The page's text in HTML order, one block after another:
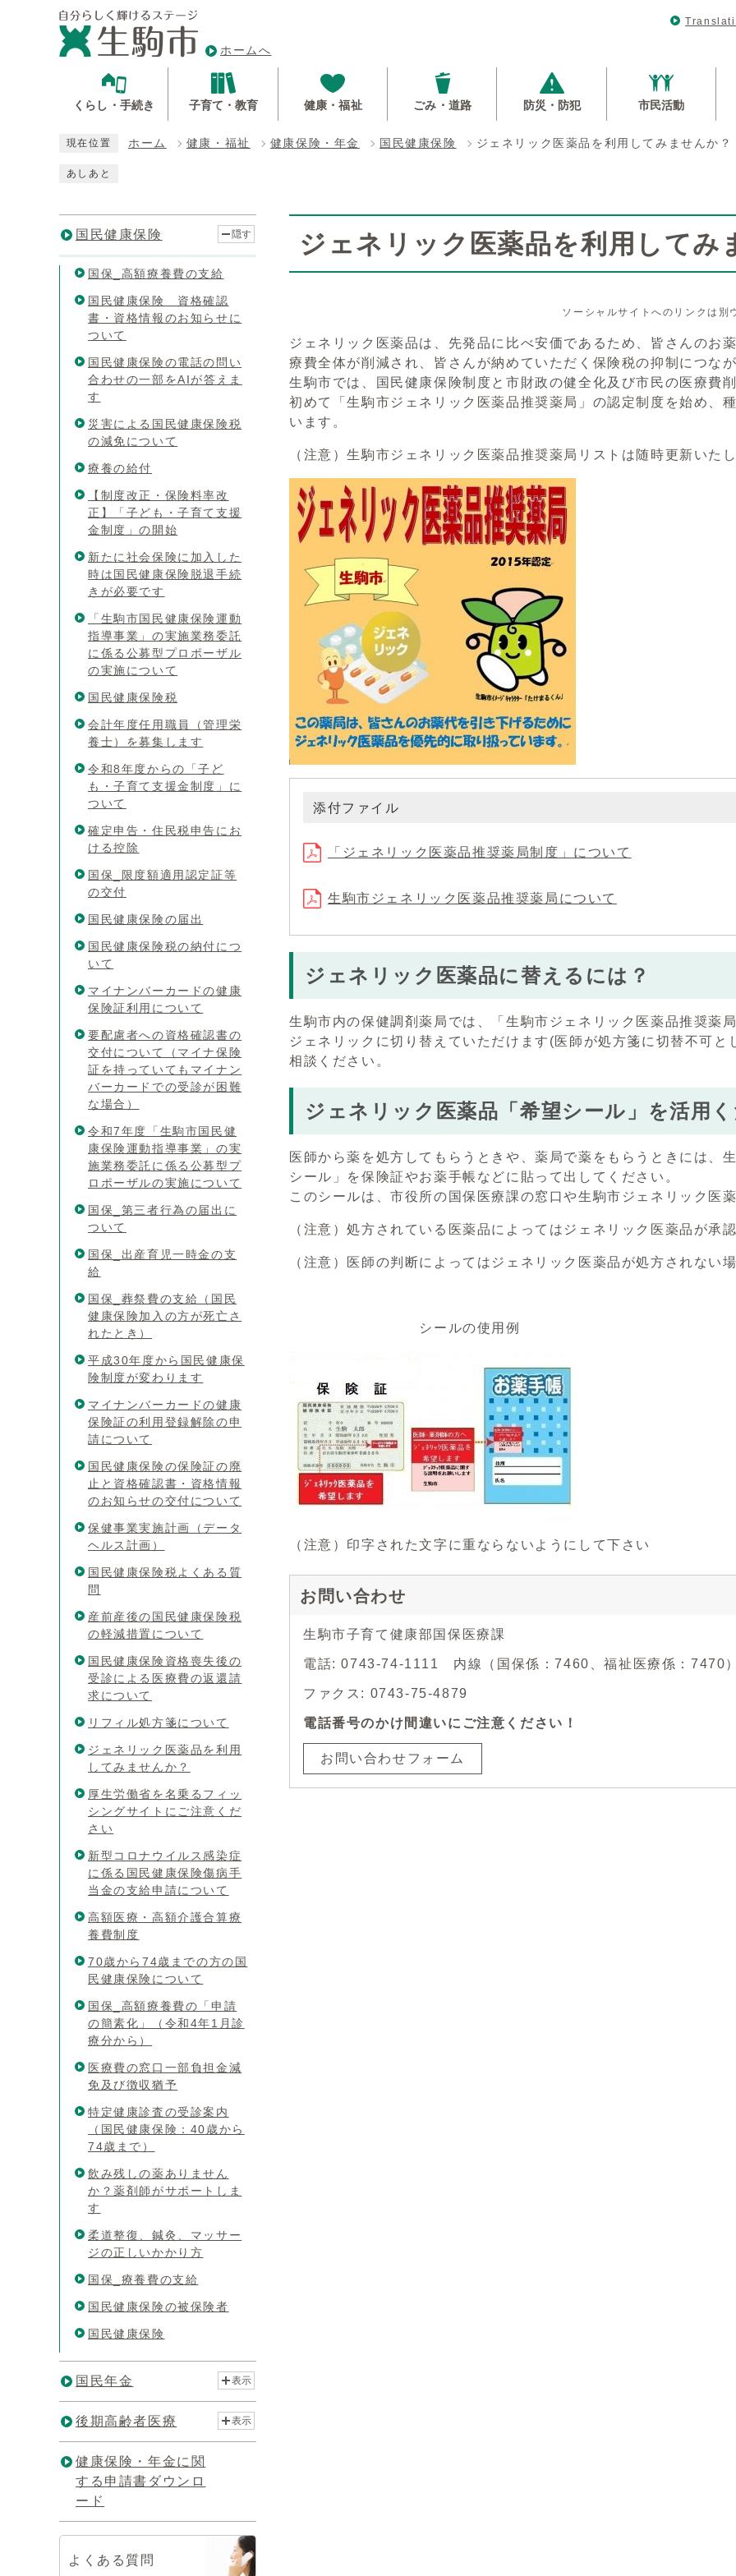
ホームへ
くらし・手続き 子育て・教育 健康・福祉 ごみ・道路 防災・防犯 市民活動
現在位置 ホーム 健康・福祉 健康保険・年金 国民健康保険 ジェネリック医薬品を利用してみませんか？
あしあと
ジェネリック医薬品を利用してみ
ソーシャルサイトへのリンクは別
ジェネリック医薬品は、先発品に比べ安価であるため、皆さんのお
療費全体が削減され、皆さんが納めていただく保険税の抑制につな
生駒市では、国民健康保険制度と市財政の健全化及び市民の医療費
初めて「生駒市ジェネリック医薬品推奨薬局」の認定制度を始め、
います。
（注意）生駒市ジェネリック医薬品推奨薬局リストは随時更新いた
添付ファイル
「ジェネリック医薬品推奨薬局制度」について
生駒市ジェネリック医薬品推奨薬局について
ジェネリック医薬品に替えるには？
生駒市内の保健調剤薬局では、「生駒市ジェネリック医薬品推奨薬
ジェネリックに切り替えていただけます(医師が処方箋に切替不可
相談ください。
ジェネリック医薬品「希望シール」を活用
医師から薬を処方してもらうときや、薬局で薬をもらうときには、
シール」を保険証やお薬手帳などに貼って出してください。
このシールは、市役所の国保医療課の窓口や生駒市ジェネリック医
（注意）処方されている医薬品によってはジェネリック医薬品が承
（注意）医師の判断によってはジェネリック医薬品が処方されない
シールの使用例
（注意）印字された文字に重ならないようにして下さい
お問い合わせ
生駒市子育て健康部国保医療課
電話: 0743-74-1111 内線（国保係：7460、福祉医療係：7470
ファクス: 0743-75-4879
電話番号のかけ間違いにご注意ください！
お問い合わせフォーム
国民健康保険 隠す
国保_高額療養費の支給
国民健康保険 資格確認
書・資格情報のお知らせに
ついて
国民健康保険の電話の問い
合わせの一部をAIが答えま
す
災害による国民健康保険税
の減免について
療養の給付
【制度改正・保険料率改
正】「子ども・子育て支援
金制度」の開始
新たに社会保険に加入した
時は国民健康保険脱退手続
きが必要です
「生駒市国民健康保険運動
指導事業」の実施業務委託
に係る公募型プロポーザル
の実施について
国民健康保険税
会計年度任用職員（管理栄
養士）を募集します
令和8年度からの「子ど
も・子育て支援金制度」に
ついて
確定申告・住民税申告にお
ける控除
国保_限度額適用認定証等
の交付
国民健康保険の届出
国民健康保険税の納付につ
いて
マイナンバーカードの健康
保険証利用について
要配慮者への資格確認書の
交付について（マイナ保険
証を持っていてもマイナン
バーカードでの受診が困難
な場合）
令和7年度「生駒市国民健
康保険運動指導事業」の実
施業務委託に係る公募型プ
ロポーザルの実施について
国保_第三者行為の届出に
ついて
国保_出産育児一時金の支
給
国保_葬祭費の支給（国民
健康保険加入の方が死亡さ
れたとき）
平成30年度から国民健康保
険制度が変わります
マイナンバーカードの健康
保険証の利用登録解除の申
請について
国民健康保険の保険証の廃
止と資格確認書・資格情報
のお知らせの交付について
保健事業実施計画（データ
ヘルス計画）
国民健康保険税よくある質
問
産前産後の国民健康保険税
の軽減措置について
国民健康保険資格喪失後の
受診による医療費の返還請
求について
リフィル処方箋について
ジェネリック医薬品を利用
してみませんか？
厚生労働省を名乗るフィッ
シングサイトにご注意くだ
さい
新型コロナウイルス感染症
に係る国民健康保険傷病手
当金の支給申請について
高額医療・高額介護合算療
養費制度
70歳から74歳までの方の国
民健康保険について
国保_高額療養費の「申請
の簡素化」（令和4年1月診
療分から）
医療費の窓口一部負担金減
免及び徴収猶予
特定健康診査の受診案内
（国民健康保険：40歳から
74歳まで）
飲み残しの薬ありません
か？薬剤師がサポートしま
す
柔道整復、鍼灸、マッサー
ジの正しいかかり方
国保_療養費の支給
国民健康保険の被保険者
国民健康保険
国民年金 表示
後期高齢者医療 表示
健康保険・年金に関
する申請書ダウンロ
ード
よくある質問